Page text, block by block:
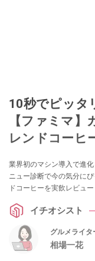
10秒でピッタ
【ファミマ
レンドコーヒ
業界初のマシン導入で進
ニュー診断で今の気分に
ドコーヒーを実飲レビュー
イチオシスト
グルメライタ
相場一花